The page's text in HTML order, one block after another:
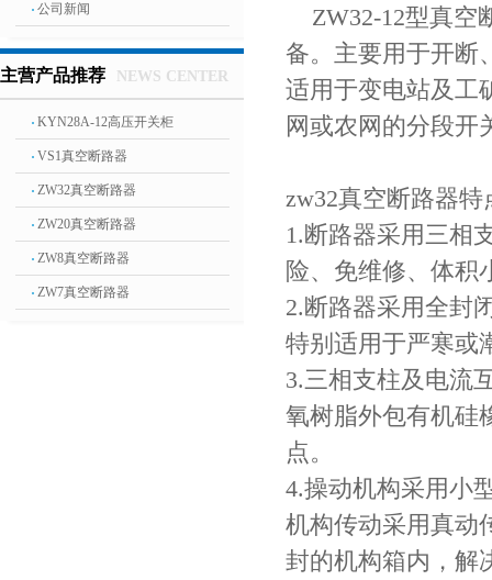
公司新闻
主营产品推荐 NEWS CENTER
KYN28A-12高压开关柜
VS1真空断路器
ZW32真空断路器
ZW20真空断路器
ZW8真空断路器
ZW7真空断路器
ZW32-12型真空
备。主要用于开断
适用于变电站及工
网或农网的分段开
zw32真空断路器特
1.断路器采用三相
险、免维修、体积
2.断路器采用全封
特别适用于严寒或
3.三相支柱及电流
氧树脂外包有机硅
点。
4.操动机构采用小
机构传动采用真动
封的机构箱内，解